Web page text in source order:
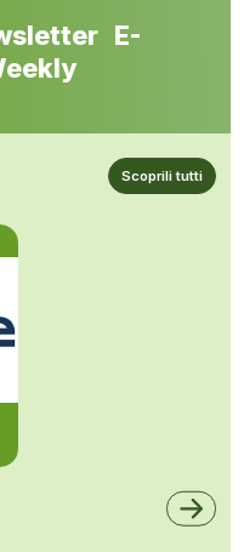
E-
Scoprili tutti